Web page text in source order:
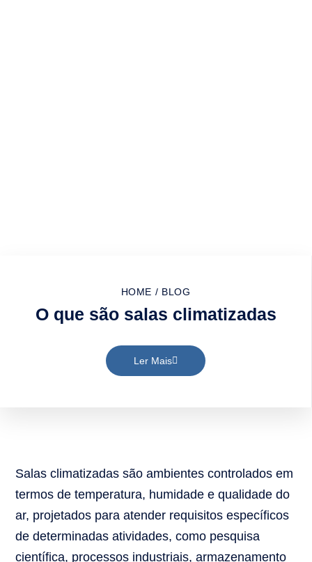
HOME / BLOG
O que são salas climatizadas
Ler Mais
Salas climatizadas são ambientes controlados em
termos de temperatura, humidade e qualidade do
ar, projetados para atender requisitos específicos
de determinadas atividades, como pesquisa
científica, processos industriais, armazenamento